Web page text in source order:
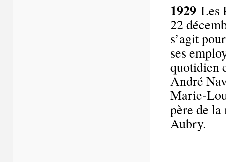
1929 Les
22
s’agit
ses
quotidien
André
Marie-
père de
Aubry.